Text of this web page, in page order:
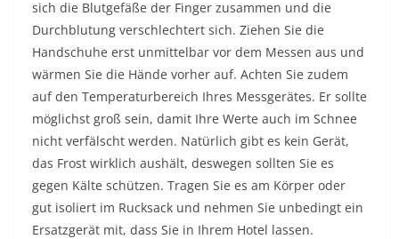
sich die Blutgefäße der Finger zusammen und die
Durchblutung verschlechtert sich. Ziehen Sie die
Handschuhe erst unmittelbar vor dem Messen aus und
wärmen Sie die Hände vorher auf. Achten Sie zudem
auf den Temperaturbereich Ihres Messgerätes. Er sollte
möglichst groß sein, damit Ihre Werte auch im Schnee
nicht verfälscht werden. Natürlich gibt es kein Gerät,
das Frost wirklich aushält, deswegen sollten Sie es
gegen Kälte schützen. Tragen Sie es am Körper oder
gut isoliert im Rucksack und nehmen Sie unbedingt ein
Ersatzgerät mit, dass Sie in Ihrem Hotel lassen.